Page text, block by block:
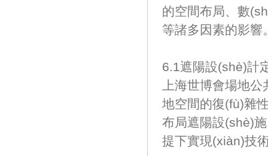
的空間布局、數
等諸多因素的影響
6.1遮陽設(shè)計
上海世博會場地公
地空間的復(fù)雜性
布局遮陽設(shè)施
提下實現(xiàn)技